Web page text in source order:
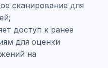
сканирование для
доступ к ранее
для оценки
на